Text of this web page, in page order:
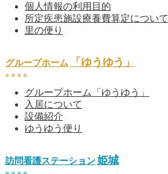
個人情報の利用目的
所定疾患施設療養費算定について
里の便り
グループホーム 「ゆうゆう」
グループホーム「ゆうゆう」
入居について
設備紹介
ゆうゆう便り
訪問看護ステーション姫城